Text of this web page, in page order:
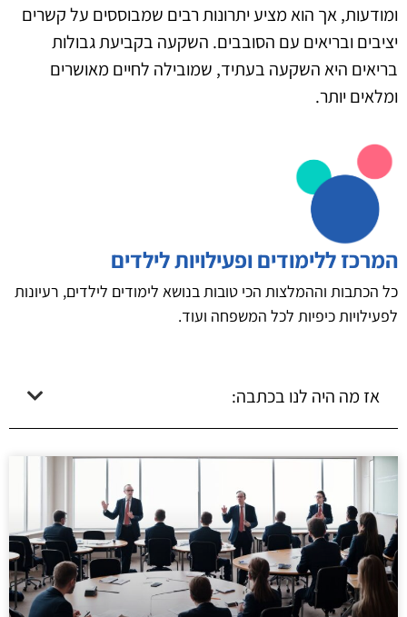
ומודעות, אך הוא מציע יתרונות רבים שמבוססים על קשרים
יציבים ובריאים עם הסובבים. השקעה בקביעת גבולות
בריאים היא השקעה בעתיד, שמובילה לחיים מאושרים
ומלאים יותר.
המרכז ללימודים ופעילויות לילדים
כל הכתבות וההמלצות הכי טובות בנושא לימודים לילדים, רעיונות
לפעילויות כיפיות לכל המשפחה ועוד.
אז מה היה לנו בכתבה: